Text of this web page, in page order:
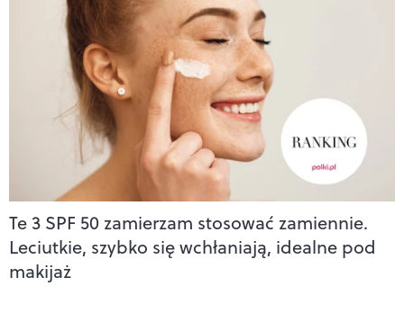
Te 3 SPF 50 zamierzam stosować zamiennie.
Leciutkie, szybko się wchłaniają, idealne pod
makijaż